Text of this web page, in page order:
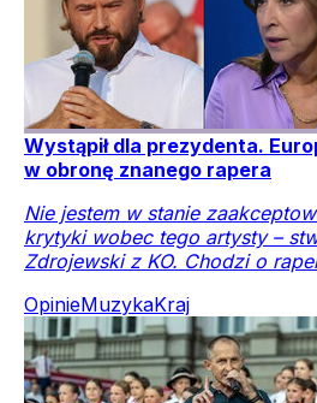
Wystąpił dla prezydenta.
w obronę znanego rapera
Nie jestem w stanie
krytyki wobec tego artysty –
Zdrojewski z KO. Chodzi o
OpinieMuzykaKraj